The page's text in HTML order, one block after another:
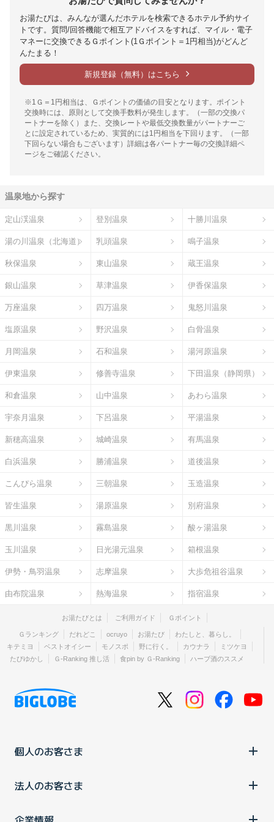
お湯たびは、みんなが選んだホテルを検索できるホテル予約サイ
トです。質問/回答機能で相互アドバイスをすれば、マイル・電子
マネーに交換できるＧポイント(1Ｇポイント＝1円相当)がどんど
んたまる！
新規登録（無料）はこちら
※1Ｇ＝1円相当は、Ｇポイントの価値の目安となります。ポイント
交換時には、原則として交換手数料が発生します。（一部の交換パ
ートナーを除く）また、交換レートや最低交換数量がパートナーご
とに設定されているため、実質的には1円相当を下回ります。（一部
下回らない場合もございます）詳細は各パートナー毎の交換詳細ペ
ージをご確認ください。
温泉地から探す
定山渓温泉 登別温泉 十勝川温泉
湯の川温泉（北海道） 乳頭温泉 鳴子温泉
秋保温泉 東山温泉 蔵王温泉
銀山温泉 草津温泉 伊香保温泉
万座温泉 四万温泉 鬼怒川温泉
塩原温泉 野沢温泉 白骨温泉
月岡温泉 石和温泉 湯河原温泉
伊東温泉 修善寺温泉 下田温泉（静岡県）
和倉温泉 山中温泉 あわら温泉
宇奈月温泉 下呂温泉 平湯温泉
新穂高温泉 城崎温泉 有馬温泉
白浜温泉 勝浦温泉 道後温泉
こんぴら温泉 三朝温泉 玉造温泉
皆生温泉 湯原温泉 別府温泉
黒川温泉 霧島温泉 酸ヶ湯温泉
玉川温泉 日光湯元温泉 箱根温泉
伊勢・鳥羽温泉 志摩温泉 大歩危祖谷温泉
由布院温泉 熱海温泉 指宿温泉
お湯たびとは ご利用ガイド Ｇポイント
Ｇランキング だれどこ ocruyo お湯たび
わたしと、暮らし。
キテミヨ
ベストオイシー モノスポ 野に行く。 カウナラ
ミツケヨ
たびゆかし
Ｇ-Ranking 推し活 食pin by Ｇ-Ranking ハーブ酒のススメ
個人のお客さま
法人のお客さま